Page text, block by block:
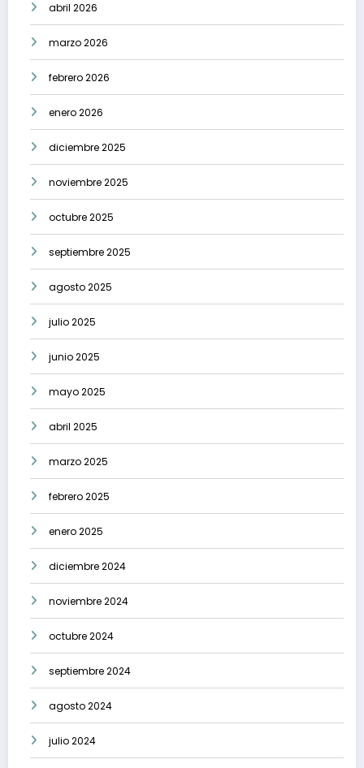
abril 2026
marzo 2026
febrero 2026
enero 2026
diciembre 2025
noviembre 2025
octubre 2025
septiembre 2025
agosto 2025
julio 2025
junio 2025
mayo 2025
abril 2025
marzo 2025
febrero 2025
enero 2025
diciembre 2024
noviembre 2024
octubre 2024
septiembre 2024
agosto 2024
julio 2024